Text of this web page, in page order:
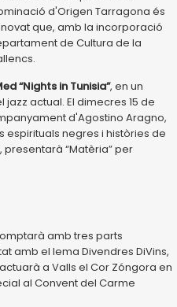
d'Origen Tarragona és
que, amb la incorporació
de Cultura de la
“Nights in Tunisia”, en un
actual. El dimecres 15 de
d'Agostino Aragno,
espirituals negres i històries de
presentarà “Matèria” per
amb tres parts
amb el lema Divendres DiVins,
a Valls el Cor Zóngora en
al Convent del Carme